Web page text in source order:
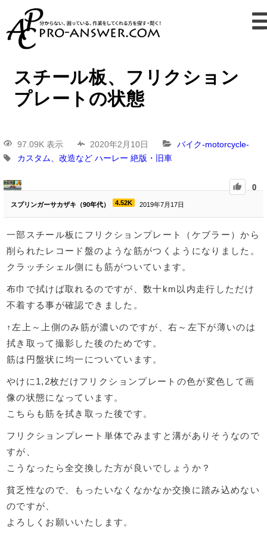
スチール板、フリクション
プレートの状態
97.09K 表示 2020年2月10日
バイク-motorcycle-
カスタム、改造など ハーレー 絶版・旧車
0
スプリンガーサカザキ（90年代） 4.52K 2019年7月17日
一部スチール板にフリクションプレート（ケブラー）から
削られたレコード盤のような筋がつくようになりました。
クラッチシェル側にも筋がついています。
布巾で拭けば取れるのですが、数十km以内走行しただけ
不着する事が確認できました。
↑左上～上側のみ筋が濃いのですが、右～左下が薄いのは
拭き取って撮影した後のためです。
筋は円盤状に均一についています。
やけに1,2枚だけフリクションプレートの色が変色して画
像の状態になっています。
こちらも筋を拭き取った後です。
フリクションプレート単体でみますと溝がありそうなので
すが、
こうなったら全交換した方が良いでしょうか？
貧乏性なので、もったいなくなかなか交換に踏み込めない
のですが、
よろしくお願いいたします。